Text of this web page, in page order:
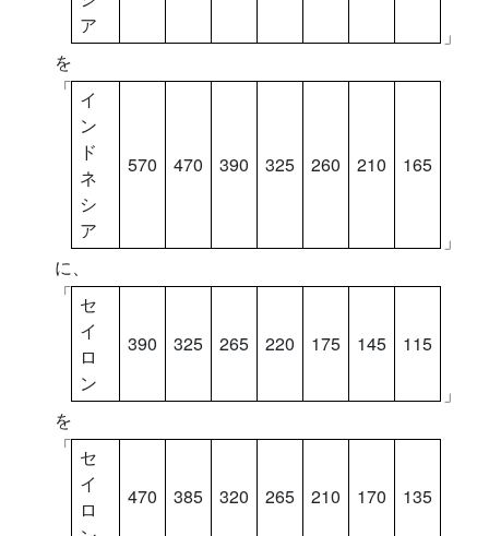
ア
」
を
「 イ
ン
ド
ネ
シ
ア
570 470 390 325 260 210 165
」
に、
「 セ
イ
ロ
ン
390 325 265 220 175 145
115
」
を
「 セ
イ
ロ
470 385 320 265 210 170
135